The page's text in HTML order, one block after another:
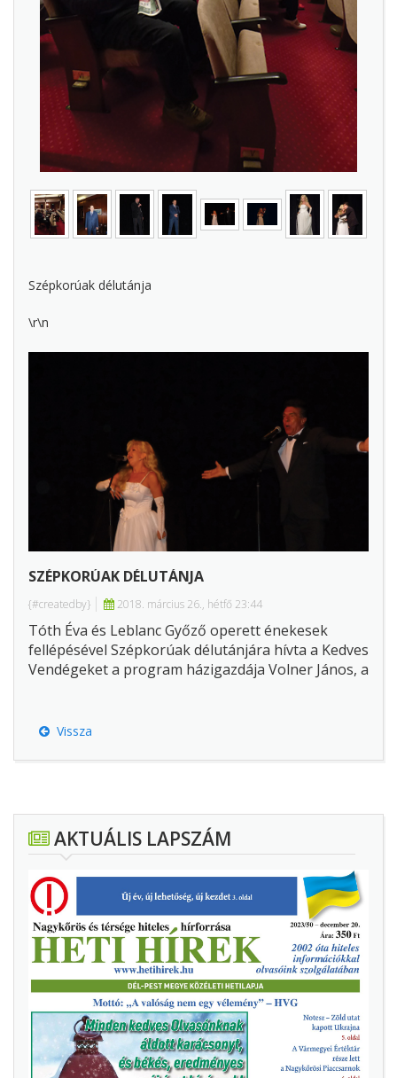
Szépkorúak délutánja
\r\n
SZÉPKORÚAK DÉLUTÁNJA
{#createdby} 2018. március 26., hétfő 23:44
Tóth Éva és Leblanc Győző operett énekesek
fellépésével Szépkorúak délutánjára hívta a Kedves
Vendégeket a program házigazdája Volner János, a
Vissza
AKTUÁLIS LAPSZÁM